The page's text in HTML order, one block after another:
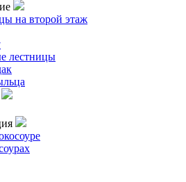
на второй этаж
лестницы